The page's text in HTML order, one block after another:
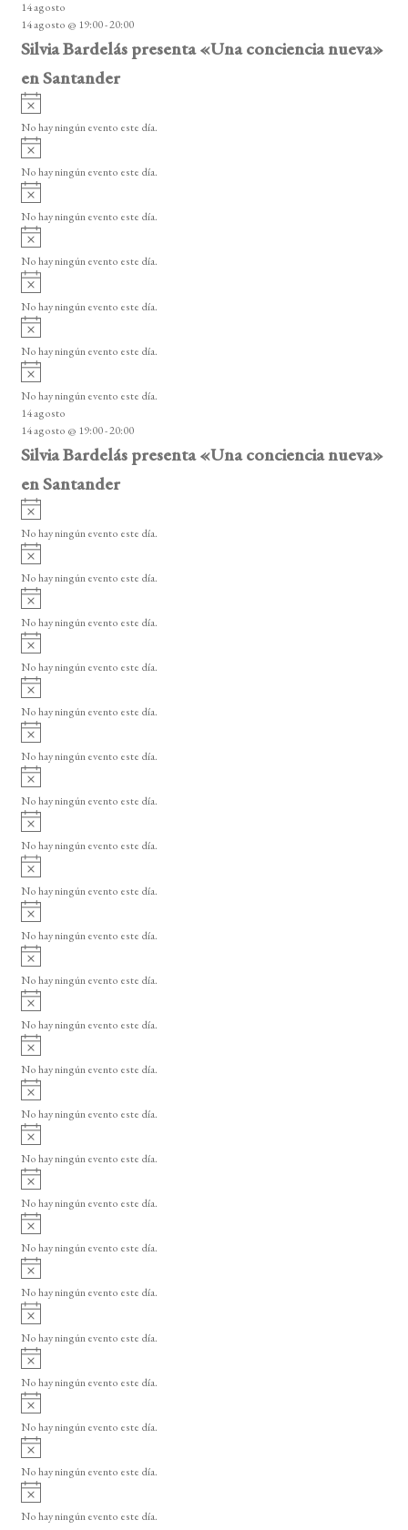
s
o
14 agosto
14 agosto @ 19:00-20:00
Silvia Bardelás presenta «Una conciencia nueva»
en Santander
A
v
i
o
No hay ningún evento este día.
A
v
i
o
No hay ningún evento este día.
A
v
i
o
No hay ningún evento este día.
A
v
i
o
No hay ningún evento este día.
A
v
i
o
No hay ningún evento este día.
A
v
i
o
No hay ningún evento este día.
A
v
i
s
o
No hay ningún evento este día.
14 agosto
14 agosto @ 19:00-20:00
Silvia Bardelás presenta «Una conciencia nueva»
en Santander
A
v
i
o
No hay ningún evento este día.
A
v
i
o
No hay ningún evento este día.
A
v
i
o
No hay ningún evento este día.
A
v
i
o
No hay ningún evento este día.
A
v
i
o
No hay ningún evento este día.
A
v
i
o
No hay ningún evento este día.
A
v
i
o
No hay ningún evento este día.
A
v
i
o
No hay ningún evento este día.
A
v
i
o
No hay ningún evento este día.
A
v
i
o
No hay ningún evento este día.
A
v
i
o
No hay ningún evento este día.
A
v
i
o
No hay ningún evento este día.
A
v
i
o
No hay ningún evento este día.
A
v
i
o
No hay ningún evento este día.
A
v
i
o
No hay ningún evento este día.
A
v
i
o
No hay ningún evento este día.
A
v
i
o
No hay ningún evento este día.
A
v
i
o
No hay ningún evento este día.
A
v
i
o
No hay ningún evento este día.
A
v
i
o
No hay ningún evento este día.
A
v
i
o
No hay ningún evento este día.
A
v
i
o
No hay ningún evento este día.
A
v
i
No hay ningún evento este día.